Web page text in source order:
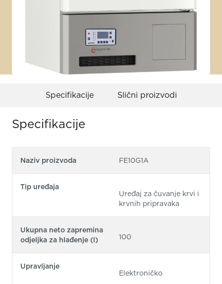
Specifikacije Slični proizvodi
Specifikacije
Naziv proizvoda FE10G1A
Tip uređaja
Uređaj za čuvanje krvi i
krvnih pripravaka
Ukupna neto zapremina
odjeljka za hlađenje (l)
100
Upravljanje
Elektroničko